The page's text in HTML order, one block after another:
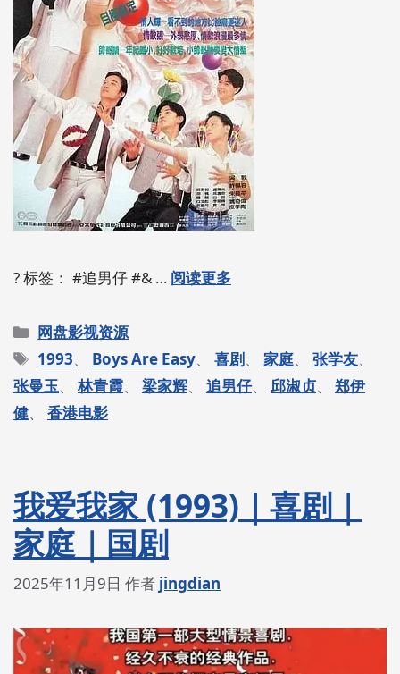
? 标签： #追男仔 #& … 阅读更多
分
类
网盘影视资源
标
签
1993、 Boys Are Easy、喜剧、家庭、张学友、
张曼玉、林青霞、 梁家辉、 追男仔、 邱淑贞、 郑伊
健、 香港电影
我爱我家 (1993)｜喜剧｜
家庭｜国剧
2025年11月9日 作者 jingdian